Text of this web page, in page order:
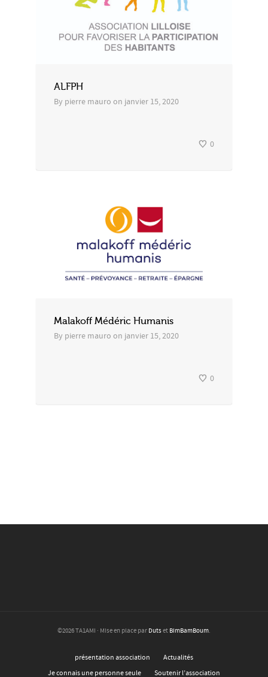
ALFPH
By pierre mauro on janvier 15, 2020
0
Malakoff Médéric Humanis
By pierre mauro on janvier 15, 2020
0
©2026 TA1AMI · Mise en place par Dutset BimBamBoum.
présentation association
Actualités
Je connais une personne seule
Soutenir l’association